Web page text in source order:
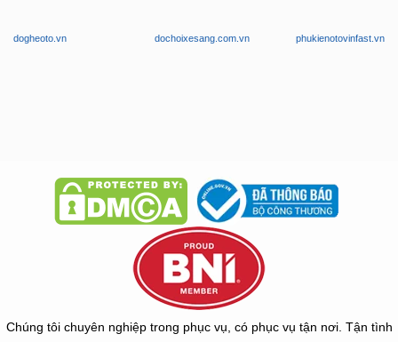
dogheoto.vn dochoixesang.com.vn phukienotovinfast.vn
Chúng tôi chuyên nghiệp trong phục vụ, có phục vụ tận nơi. Tận tình